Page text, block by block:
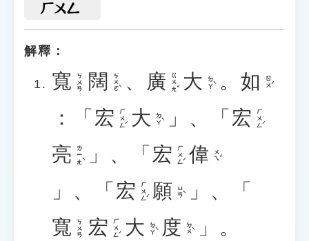
ㄏㄨㄥ
解釋：
寬 ㄎㄨㄢ 闊 ㄎㄨㄛˋ 、 廣 ㄍㄨㄤˇ 大 ㄉㄚˋ 。 如 ㄖㄨˊ
：「 宏 ㄏㄨㄥˊ 大 ㄉㄚˋ 」、「 宏 ㄏㄨㄥˊ
亮 ㄌㄧㄤˋ 」、「 宏 ㄏㄨㄥˊ 偉 ㄨㄟˇ
」、「 宏 ㄏㄨㄥˊ 願 ㄩㄢˋ
」、「
寬 ㄎㄨㄢ 宏 ㄏㄨㄥˊ 大 ㄉㄚˋ 度 ㄉㄨˋ
」。